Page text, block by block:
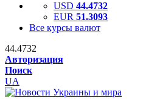
USD 44.4732
EUR 51.3093
Все курсы валют
44.4732
Авторизация
Поиск
UA